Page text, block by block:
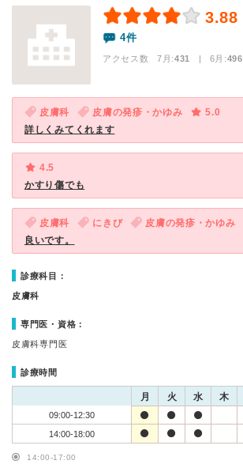
3.88
4件
アクセス数 7月:431 | 6月:496
皮膚科 皮膚の発疹・かゆみ
5.0
詳しくみてくれます
4.5
かすり傷でも
皮膚科 にきび 皮膚の発疹・かゆみ
良いです。
診療科目：
皮膚科
専門医・資格：
皮膚科専門医
診療時間
月 火 水 木
09:00-12:30
14:00-18:00
14:00-17:00